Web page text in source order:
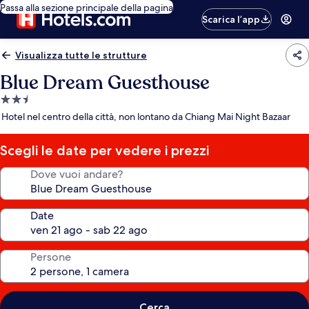
Passa alla sezione principale della pagina
Scarica l’app
Visualizza tutte le strutture
Blue Dream Guesthouse
Struttura
a
stelle
Hotel nel centro della città, non lontano da Chiang Mai Night Bazaar
Scegli le date per vedere i prezzi
Dove vuoi andare?
Date
Persone